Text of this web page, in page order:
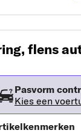
flens
Pasvorm
Kies een